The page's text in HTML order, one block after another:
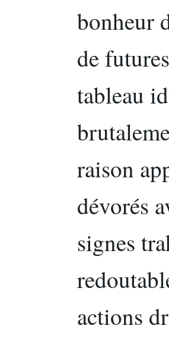
bonheur
de
tableau
raison
dévorés
signes
actions